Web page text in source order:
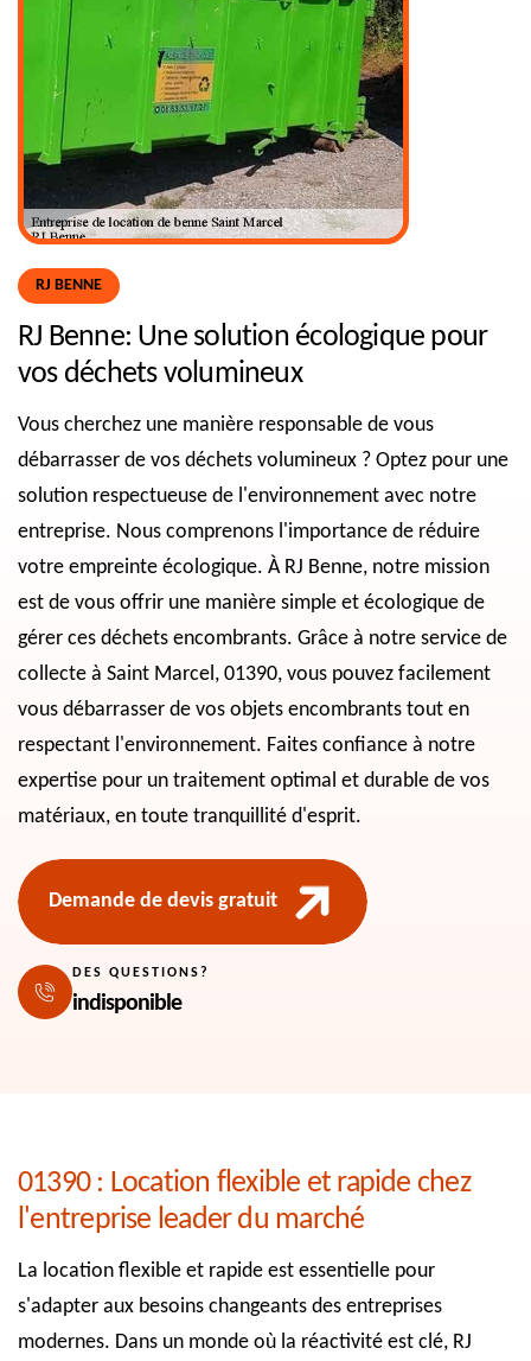
RJ BENNE
RJ Benne: Une solution écologique pour
vos déchets volumineux
Vous cherchez une manière responsable de vous
débarrasser de vos déchets volumineux ? Optez pour une
solution respectueuse de l'environnement avec notre
entreprise. Nous comprenons l'importance de réduire
votre empreinte écologique. À RJ Benne, notre mission
est de vous offrir une manière simple et écologique de
gérer ces déchets encombrants. Grâce à notre service de
collecte à Saint Marcel, 01390, vous pouvez facilement
vous débarrasser de vos objets encombrants tout en
respectant l'environnement. Faites confiance à notre
expertise pour un traitement optimal et durable de vos
matériaux, en toute tranquillité d'esprit.
Demande de devis gratuit
DES QUESTIONS?
indisponible
01390 : Location flexible et rapide chez
l'entreprise leader du marché
La location flexible et rapide est essentielle pour
s'adapter aux besoins changeants des entreprises
modernes. Dans un monde où la réactivité est clé, RJ